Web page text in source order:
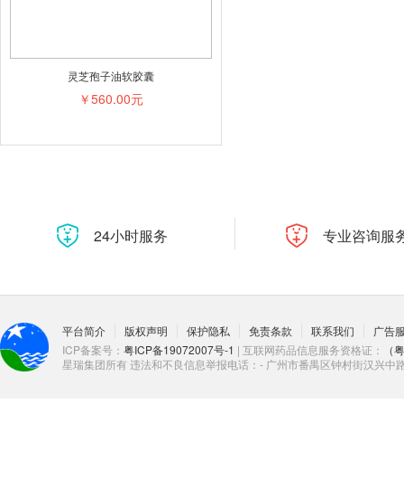
灵芝孢子油软胶囊
￥560.00元
24小时服务 专业咨询服
平台简介 版权声明 保护隐私 免责条款 联系我们
广告
ICP备案号： 粤ICP备19072007号-1 | 互联网药品信息服务资格证：
（
星瑞集团所有 违法和不良信息举报电话：- 广州市番禺区钟村街汉兴中